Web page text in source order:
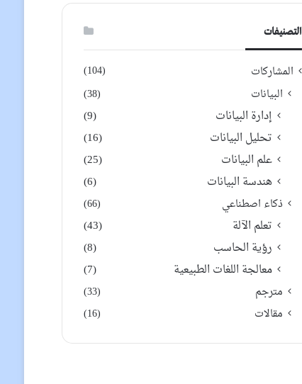
التصنيفات
المشاركات (104)
البيانات (38)
إدارة البيانات
(9)
تحليل البيانات
(16)
علم البيانات
(25)
هندسة البيانات
(6)
ذكاء اصطناعي (66)
تعلم الآلة
(43)
رؤية الحاسب
(8)
معالجة اللغات الطبيعية
(7)
مترجم
(33)
مقالات
(16)